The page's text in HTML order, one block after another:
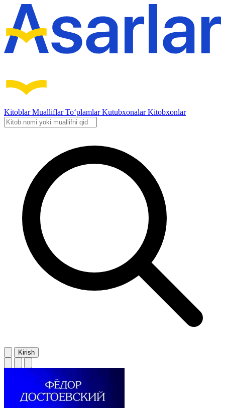
KitoblarMualliflarTo‘plamlarKutubxonalarKitobxonlar
Kirish